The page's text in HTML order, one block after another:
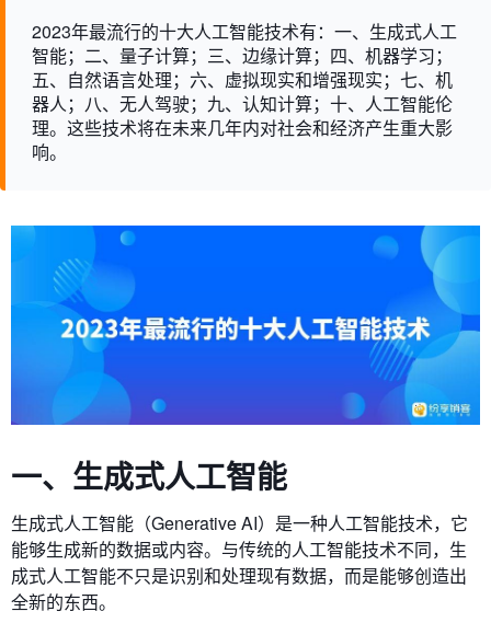
2023年最流行的十大人工智能技术有：一、生成式人工
智能；二、量子计算；三、边缘计算；四、机器学习；
五、自然语言处理；六、虚拟现实和增强现实；七、机
器人；八、无人驾驶；九、认知计算；十、人工智能伦
理。这些技术将在未来几年内对社会和经济产生重大影
响。
一、生成式人工智能
生成式人工智能（Generative AI）是一种人工智能技术，它
能够生成新的数据或内容。与传统的人工智能技术不同，生
成式人工智能不只是识别和处理现有数据，而是能够创造出
全新的东西。